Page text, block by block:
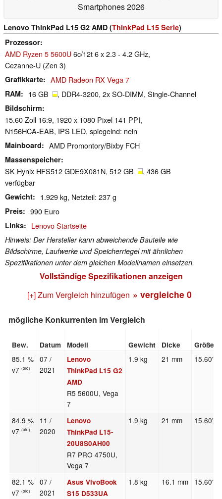
Smartphones 2026
Lenovo ThinkPad L15 G2 AMD (ThinkPad L15 Serie)
Prozessor
AMD Ryzen 5 5600U6c/12t 6 x 2.3 - 4.2 GHz,
Cezanne-U (Zen 3)
Grafikkarte AMD Radeon RX Vega 7
RAM 16 GB , DDR4-3200, 2x SO-DIMM, Single-Channel
Bildschirm
15.60 Zoll 16:9, 1920 x 1080 Pixel 141 PPI,
N156HCA-EAB, IPS LED, spiegelnd: nein
Mainboard AMD Promontory/Bixby FCH
Massenspeicher
SK Hynix HFS512 GDE9X081N, 512 GB
, 436 GB
verfügbar
Gewicht 1.929 kg, Netzteil: 237 g
Preis 990 Euro
Links Lenovo Startseite
Hinweis: Der Hersteller kann abweichende Bauteile wie
Bildschirme, Laufwerke und Speicherriegel mit ähnlichen
Spezifikationen unter dem gleichen Modellnamen einsetzen.
Vollständige Spezifikationen anzeigen
[+] Zum Vergleich hinzufügen » vergleiche 0
mögliche Konkurrenten im Vergleich
Bew. Datum Modell Gewicht Dicke Größe
85.1 %
v7(old)
07 /
2021
Lenovo
ThinkPad L15 G2
AMD
R5 5600U, Vega
7
1.9 kg 21 mm 15.60"
84.9 %
v7(old)
11 /
2020
Lenovo
ThinkPad L15-
20U8S0AH00
R7 PRO 4750U,
Vega 7
1.9 kg 21 mm 15.60"
82.1 %
v7(old)
07 /
2021
Asus VivoBook
S15 D533UA
1.8 kg 16.1 mm 15.60"